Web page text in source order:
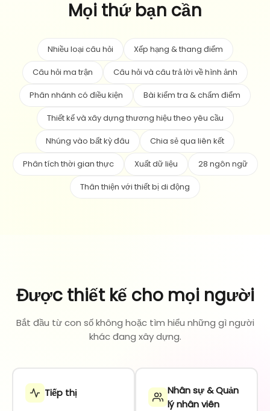
Mọi thứ bạn cần
Nhiều loại câu hỏi
Xếp hạng & thang điểm
Câu hỏi ma trận
Câu hỏi và câu trả lời về hình ảnh
Phân nhánh có điều kiện
Bài kiểm tra & chấm điểm
Thiết kế và xây dựng thương hiệu theo yêu cầu
Nhúng vào bất kỳ đâu
Chia sẻ qua liên kết
Phân tích thời gian thực
Xuất dữ liệu
28 ngôn ngữ
Thân thiện với thiết bị di động
Được thiết kế cho mọi người
Bắt đầu từ con số không hoặc tìm hiểu những gì người
khác đang xây dựng.
Tiếp thị
Nhân sự & Quản
lý nhân viên